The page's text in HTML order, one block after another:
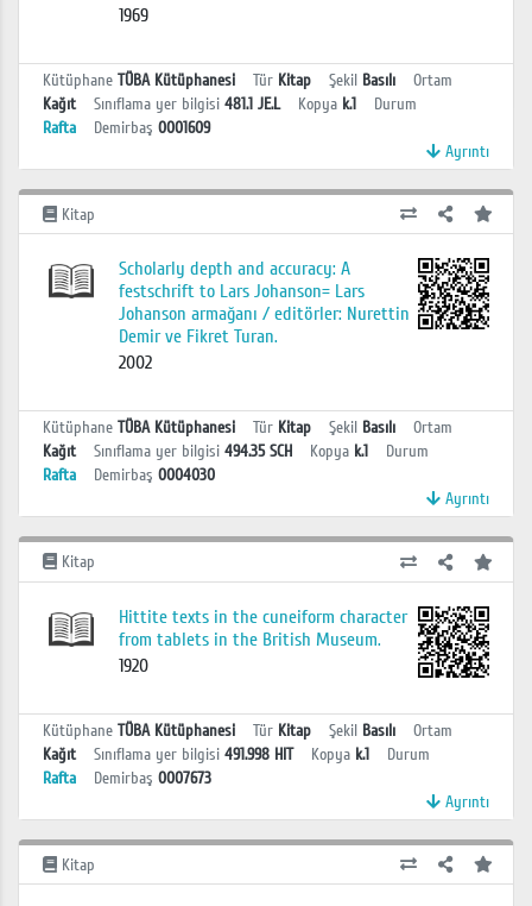
1969
Kütüphane TÜBA Kütüphanesi Tür Kitap Şekil Basılı
Ortam
Kağıt
Sınıflama yer bilgisi 481.1 JE.L Kopya k.1
Durum
Rafta
Demirbaş 0001609
Ayrıntı
Kitap
Scholarly depth and accuracy: A
festschrift to Lars Johanson= Lars
Johanson armağanı / editörler: Nurettin
Demir ve Fikret Turan.
2002
Kütüphane TÜBA Kütüphanesi Tür Kitap Şekil Basılı
Ortam
Kağıt
Sınıflama yer bilgisi 494.35 SCH Kopya k.1
Durum
Rafta
Demirbaş 0004030
Ayrıntı
Kitap
Hittite texts in the cuneiform character
from tablets in the British Museum.
1920
Kütüphane TÜBA Kütüphanesi Tür Kitap Şekil Basılı
Ortam
Kağıt
Sınıflama yer bilgisi 491.998 HIT Kopya k.1
Durum
Rafta
Demirbaş 0007673
Ayrıntı
Kitap